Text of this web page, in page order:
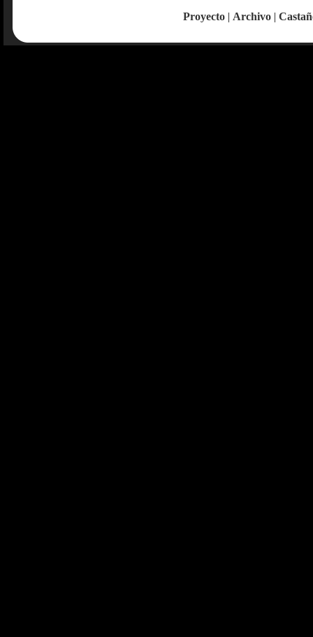
Proyecto | Archivo |